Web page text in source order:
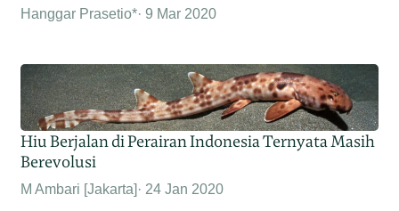
Hanggar Prasetio* 9 Mar 2020
Hiu Berjalan di Perairan Indonesia Ternyata Masih
Berevolusi
M Ambari [Jakarta] 24 Jan 2020